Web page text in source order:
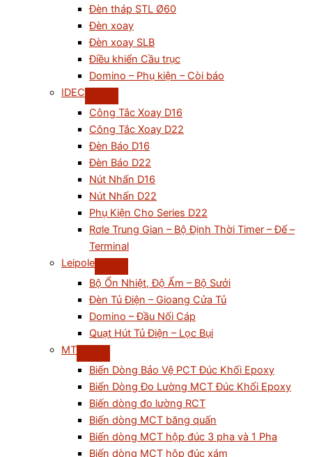
Đèn tháp STL Ø60
Đèn xoay
Đèn xoay SLB
Điều khiển Cầu trục
Domino – Phụ kiện – Còi báo
IDEC
Công Tắc Xoay D16
Công Tắc Xoay D22
Đèn Báo D16
Đèn Báo D22
Nút Nhấn D16
Nút Nhấn D22
Phụ Kiện Cho Series D22
Rơle Trung Gian – Bộ Định Thời Timer – Đế –
Terminal
Leipole
Bộ Ổn Nhiệt, Độ Ẩm – Bộ Sưởi
Đèn Tủ Điện – Gioang Cửa Tủ
Domino – Đầu Nối Cáp
Quạt Hút Tủ Điện – Lọc Bụi
MT
Biến Dòng Bảo Vệ PCT Đúc Khối Epoxy
Biến Dòng Đo Lường MCT Đúc Khối Epoxy
Biến dòng đo lường RCT
Biến dòng MCT băng quấn
Biến dòng MCT hộp đúc 3 pha và 1 Pha
Biến dòng MCT hộp đúc xám